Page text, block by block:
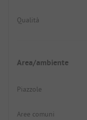
Qualità
Area/ambiente
Piazzole
Aree comuni